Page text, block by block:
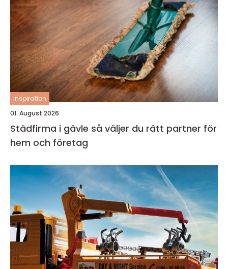
inspiration
01. August 2026
Städfirma i gävle så väljer du rätt partner för
hem och företag